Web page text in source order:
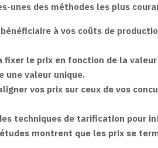
unes des méthodes les plus
à vos coûts de
fixer le prix en fonction de la
une valeur unique.
vos prix sur ceux de vos
techniques de tarification pour
montrent que les prix se